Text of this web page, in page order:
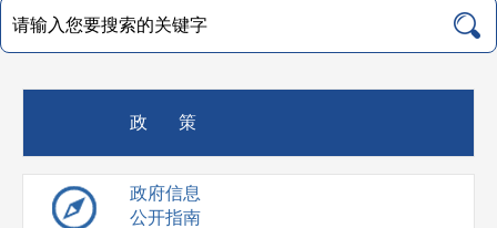
政 策
政府信息
公开指南